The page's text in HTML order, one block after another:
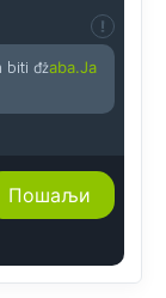
biti đžaba.Ja